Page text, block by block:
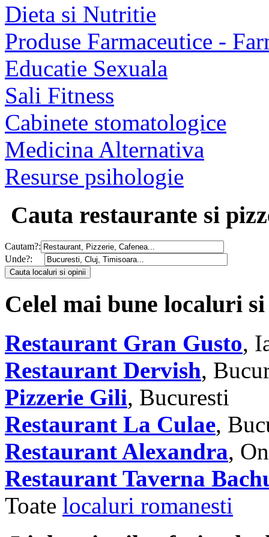
Dieta si Nutritie
Produse Farmaceutice -
Educatie Sexuala
Sali Fitness
Cabinete stomatologice
Medicina Alternativa
Resurse psihologie
Cauta restaurante si
Cautam?:
Unde?:
Celel mai bune localuri
Restaurant Gran Gusto,
Restaurant Dervish,
Pizzerie Gili, Bucuresti
Restaurant La Culae,
Restaurant Alexandra,
Restaurant Taverna
Toate localuri romanesti